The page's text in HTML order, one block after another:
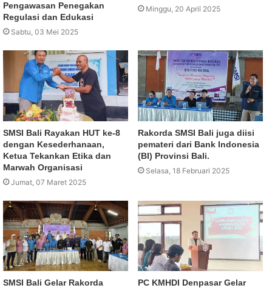
Pengawasan Penegakan
Regulasi dan Edukasi
Sabtu, 03 Mei 2025
Minggu, 20 April 2025
SMSI Bali Rayakan HUT ke-8
dengan Kesederhanaan,
Ketua Tekankan Etika dan
Marwah Organisasi
Jumat, 07 Maret 2025
Rakorda SMSI Bali juga diisi
pemateri dari Bank Indonesia
(BI) Provinsi Bali.
Selasa, 18 Februari 2025
SMSI Bali Gelar Rakorda
PC KMHDI Denpasar Gelar